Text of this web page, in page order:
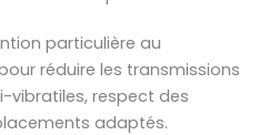
particulière au
réduire les transmissions
vibratiles, respect des
adaptés.